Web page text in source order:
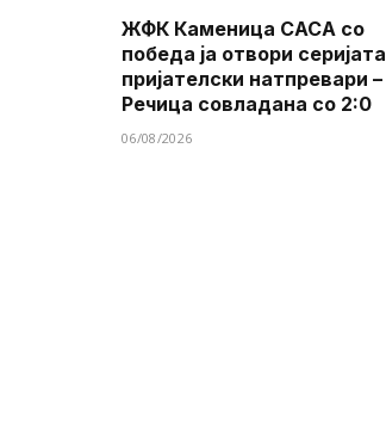
ЖФК Каменица САСА со
победа ја отвори серијата
пријателски натпревари –
Речица совладана со 2:0
06/08/2026